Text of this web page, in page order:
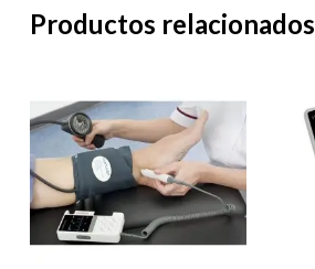
Productos relacionados